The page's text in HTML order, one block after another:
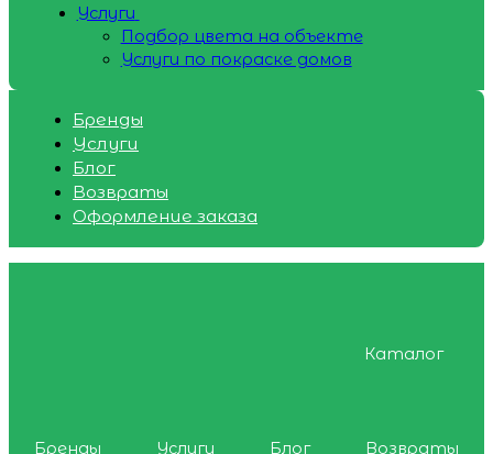
Услуги
Подбор цвета на объекте
Услуги по покраске домов
Бренды
Услуги
Блог
Возвраты
Оформление заказа
Каталог
Бренды Услуги Блог
Возвраты